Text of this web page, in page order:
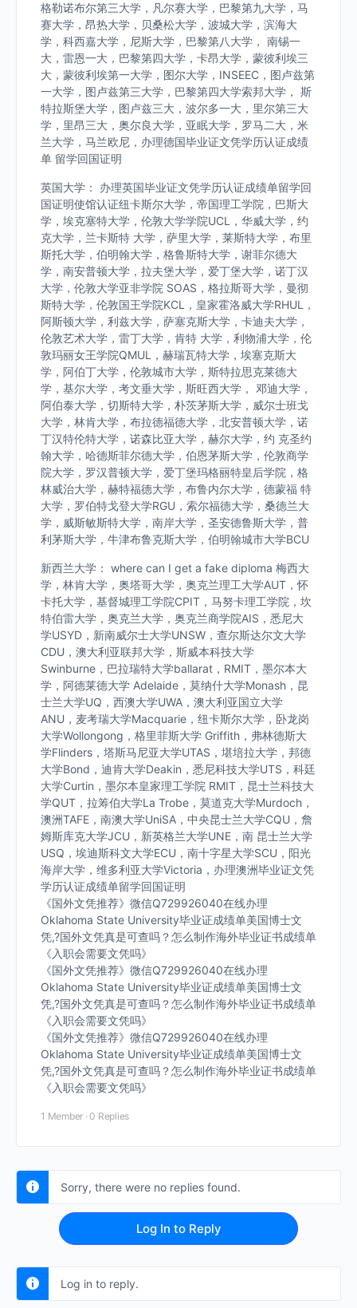
格勒诺布尔第三大学，凡尔赛大学，巴黎第九大学，马
赛大学，昂热大学，贝桑松大学，波城大学，滨海大
学，科西嘉大学，尼斯大学，巴黎第八大学， 南锡一
大，雷恩一大，巴黎第四大学，卡昂大学，蒙彼利埃三
大，蒙彼利埃第一大学，图尔大学，INSEEC，图卢兹第
一大学，图卢兹第三大学，巴黎第四大学索邦大学， 斯
特拉斯堡大学，图卢兹三大，波尔多一大，里尔第三大
学，里昂三大，奥尔良大学，亚眠大学，罗马二大，米
兰大学，马兰欧尼，办理德国毕业证文凭学历认证成绩
单 留学回国证明
英国大学： 办理英国毕业证文凭学历认证成绩单留学回
国证明使馆认证纽卡斯尔大学，帝国理工学院，巴斯大
学，埃克塞特大学，伦敦大学学院UCL，华威大学，约
克大学，兰卡斯特 大学，萨里大学，莱斯特大学，布里
斯托大学，伯明翰大学，格鲁斯特大学，谢菲尔德大
学，南安普顿大学，拉夫堡大学，爱丁堡大学，诺丁汉
大学，伦敦大学亚非学院 SOAS，格拉斯哥大学，曼彻
斯特大学，伦敦国王学院KCL，皇家霍洛威大学RHUL，
阿斯顿大学，利兹大学，萨塞克斯大学，卡迪夫大学，
伦敦艺术大学，雷丁大学，肯特 大学，利物浦大学，伦
敦玛丽女王学院QMUL，赫瑞瓦特大学，埃塞克斯大
学，阿伯丁大学，伦敦城市大学，斯特拉思克莱德大
学，基尔大学，考文垂大学，斯旺西大学， 邓迪大学，
阿伯泰大学，切斯特大学，朴茨茅斯大学，威尔士班戈
大学，林肯大学，布拉德福德大学，北安普顿大学，诺
丁汉特伦特大学，诺森比亚大学，赫尔大学，约 克圣约
翰大学，哈德斯菲尔德大学，伯恩茅斯大学，伦敦商学
院大学，罗汉普顿大学，爱丁堡玛格丽特皇后学院，格
林威治大学，赫特福德大学，布鲁内尔大学，德蒙福 特
大学，罗伯特戈登大学RGU，索尔福德大学，桑德兰大
学，威斯敏斯特大学，南岸大学，圣安德鲁斯大学，普
利茅斯大学，牛津布鲁克斯大学，伯明翰城市大学BCU
新西兰大学： where can I get a fake diploma 梅西大
学，林肯大学，奥塔哥大学，奥克兰理工大学AUT，怀
卡托大学，基督城理工学院CPIT，马努卡理工学院，坎
特伯雷大学，奥克兰大学，奥克兰商学院AIS，悉尼大
学USYD，新南威尔士大学UNSW，查尔斯达尔文大学
CDU，澳大利亚联邦大学，斯威本科技大学
Swinburne，巴拉瑞特大学ballarat，RMIT，墨尔本大
学，阿德莱德大学 Adelaide，莫纳什大学Monash，昆
士兰大学UQ，西澳大学UWA，澳大利亚国立大学
ANU，麦考瑞大学Macquarie，纽卡斯尔大学，卧龙岗
大学Wollongong，格里菲斯大学 Griffith，弗林德斯大
学Flinders，塔斯马尼亚大学UTAS，堪培拉大学，邦德
大学Bond，迪肯大学Deakin，悉尼科技大学UTS，科廷
大学Curtin，墨尔本皇家理工学院 RMIT，昆士兰科技大
学QUT，拉筹伯大学La Trobe，莫道克大学Murdoch，
澳洲TAFE，南澳大学UniSA，中央昆士兰大学CQU，詹
姆斯库克大学JCU，新英格兰大学UNE，南 昆士兰大学
USQ，埃迪斯科文大学ECU，南十字星大学SCU，阳光
海岸大学，维多利亚大学Victoria，办理澳洲毕业证文凭
学历认证成绩单留学回国证明
《国外文凭推荐》微信Q729926040在线办理
Oklahoma State University毕业证成绩单美国博士文
凭,?国外文凭真是可查吗？怎么制作海外毕业证书成绩单
《入职会需要文凭吗》
《国外文凭推荐》微信Q729926040在线办理
Oklahoma State University毕业证成绩单美国博士文
凭,?国外文凭真是可查吗？怎么制作海外毕业证书成绩单
《入职会需要文凭吗》
《国外文凭推荐》微信Q729926040在线办理
Oklahoma State University毕业证成绩单美国博士文
凭,?国外文凭真是可查吗？怎么制作海外毕业证书成绩单
《入职会需要文凭吗》
1 Member · 0 Replies
Sorry, there were no replies found.
Log In to Reply
Log in to reply.